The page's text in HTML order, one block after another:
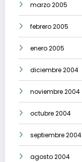
marzo 2005
febrero 2005
enero 2005
diciembre 2004
noviembre 2004
octubre 2004
septiembre 2004
agosto 2004